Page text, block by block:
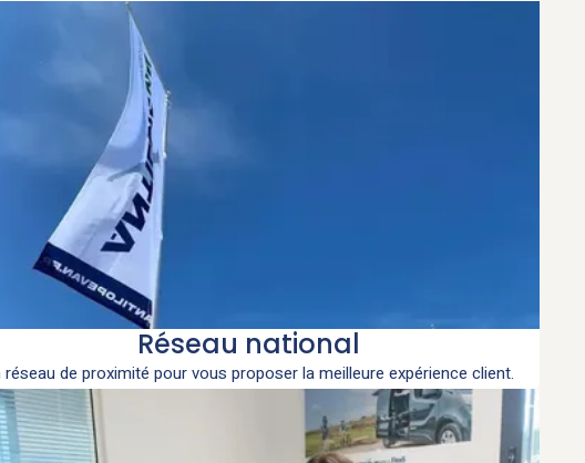
Réseau national
réseau de proximité pour vous proposer la meilleure expérience client.